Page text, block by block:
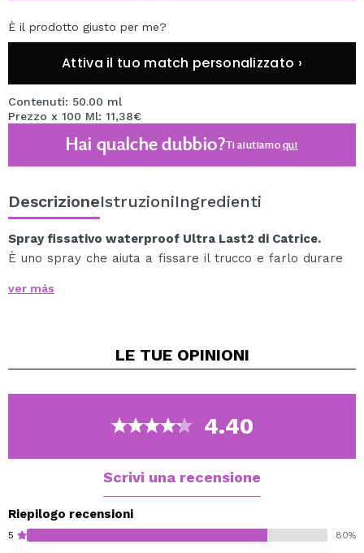
È il prodotto giusto per me?
Attiva il tuo match personalizzato ›
Contenuti: 50.00 ml
Prezzo x 100 Ml: 11,38€
Hai qualche dubbio?Ti aiutiamoqui
DescrizioneIstruzioniIngredienti
Spray fissativo waterproof Ultra Last2 di Catrice.
È uno spray che aiuta a fissare il trucco e farlo durare
Ha una texture trasparente, è impermeabile e non si
ver más
LE TUE OPINIONI
4.40
Scrivi una recensione
Riepilogo recensioni
5 80%